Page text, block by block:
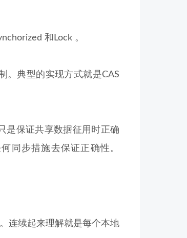
和Lock 。
。典型的实现方式就是CAS
是保证共享数据征用时正确
同步措施去保证正确性。
连续起来理解就是每个本地